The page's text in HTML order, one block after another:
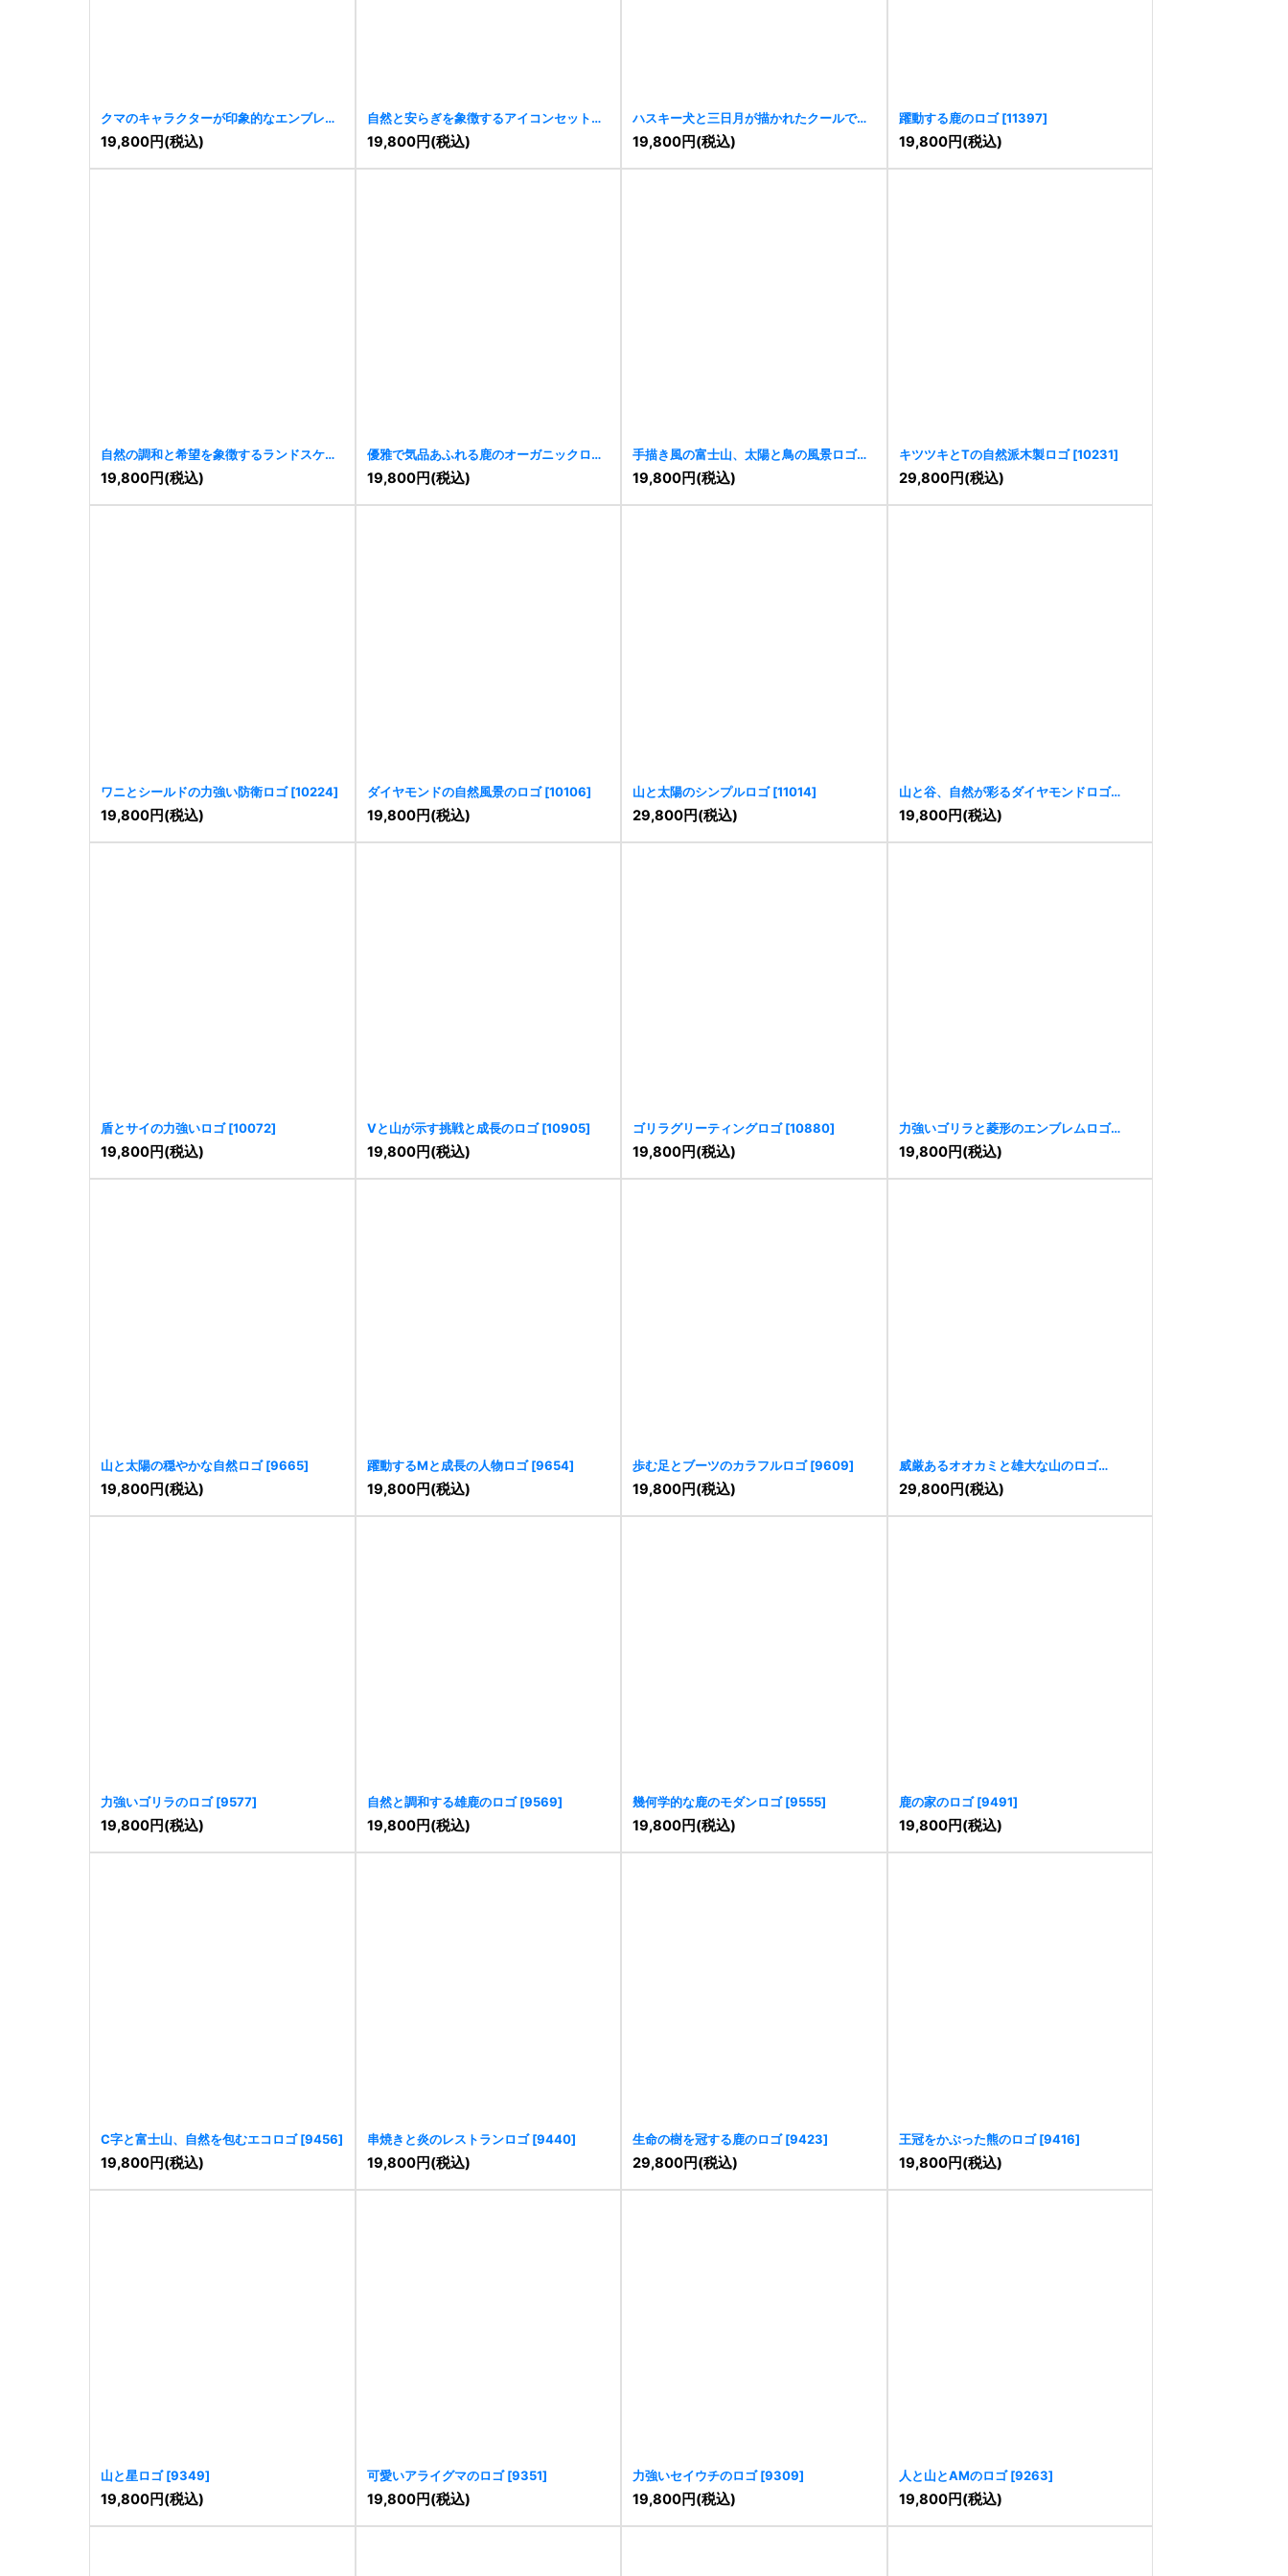
クマのキャラクターが印象的なエンブレム
ロゴ[11499]
19,800円(税込)
自然と安らぎを象徴するアイコンセットの
ロゴ[11427]
19,800円(税込)
ハスキー犬と三日月が描かれたクールで力
強いロゴ [11400 ]
19,800円(税込)
躍動する鹿のロゴ [11397]
19,800円(税込)
自然の調和と希望を象徴するランドスケー
プロゴ[11181]
19,800円(税込)
優雅で気品あふれる鹿のオーガニックロゴ
[11172]
19,800円(税込)
手描き風の富士山、太陽と鳥の風景ロゴ
[10290]
19,800円(税込)
キツツキとTの自然派木製ロゴ [10231]
29,800円(税込)
ワニとシールドの力強い防衛ロゴ [10224]
19,800円(税込)
ダイヤモンドの自然風景のロゴ [10106]
19,800円(税込)
山と太陽のシンプルロゴ [11014]
29,800円(税込)
山と谷、自然が彩るダイヤモンドロゴ
[10073]
19,800円(税込)
盾とサイの力強いロゴ [10072]
19,800円(税込)
Vと山が示す挑戦と成長のロゴ [10905]
19,800円(税込)
ゴリラグリーティングロゴ [10880]
19,800円(税込)
力強いゴリラと菱形のエンブレムロゴ
[10875]
19,800円(税込)
山と太陽の穏やかな自然ロゴ [9665]
19,800円(税込)
躍動するMと成長の人物ロゴ [9654]
19,800円(税込)
歩む足とブーツのカラフルロゴ [9609]
19,800円(税込)
威厳あるオオカミと雄大な山のロゴ
[9601]
29,800円(税込)
力強いゴリラのロゴ [9577]
19,800円(税込)
自然と調和する雄鹿のロゴ [9569]
19,800円(税込)
幾何学的な鹿のモダンロゴ [9555]
19,800円(税込)
鹿の家のロゴ [9491]
19,800円(税込)
C字と富士山、自然を包むエコロゴ [9456]
19,800円(税込)
串焼きと炎のレストランロゴ [9440]
19,800円(税込)
生命の樹を冠する鹿のロゴ [9423]
29,800円(税込)
王冠をかぶった熊のロゴ [9416]
19,800円(税込)
山と星ロゴ [9349]
19,800円(税込)
可愛いアライグマのロゴ [9351]
19,800円(税込)
力強いセイウチのロゴ [9309]
19,800円(税込)
人と山とAMのロゴ [9263]
19,800円(税込)